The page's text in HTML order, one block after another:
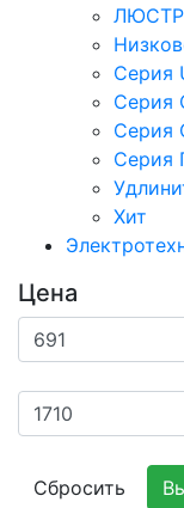
Серия
Серия
Хит
Цена
Сбросить